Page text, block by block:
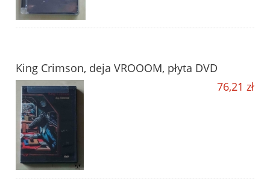
King Crimson, deja VROOOM, płyta DVD
76,21 zł